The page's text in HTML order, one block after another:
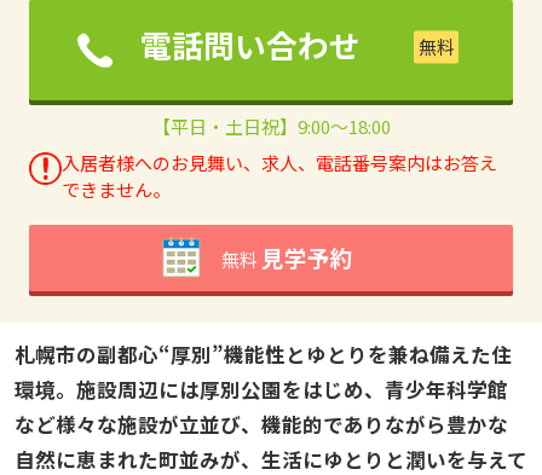
電話問い合わせ
【平日・土日祝】9:00～18:00
入居者様へのお見舞い、求人、電話番号案内はお答え
できません。
無料 見学予約
札幌市の副都心“厚別”機能性とゆとりを兼ね備えた住
環境。施設周辺には厚別公園をはじめ、青少年科学館
など様々な施設が立並び、機能的でありながら豊かな
自然に恵まれた町並みが、生活にゆとりと潤いを与えて